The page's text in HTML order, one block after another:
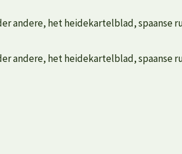
andere, het heidekartelblad, spaanse
andere, het heidekartelblad, spaanse